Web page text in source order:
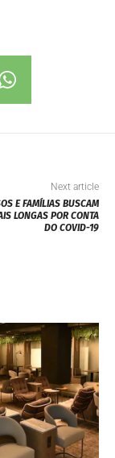
Next article
E FAMÍLIAS BUSCAM
LONGAS POR CONTA
DO COVID-19